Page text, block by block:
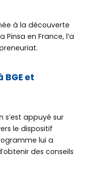
à la découverte
en France, l’a
et
s’est appuyé sur
le dispositif
lui a
des conseils